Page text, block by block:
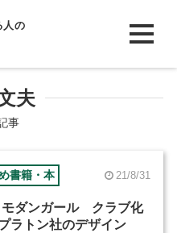
人の
夫
事
書籍・本 21/8/31
モダンガール クラブ化
ラトン社のデザイン